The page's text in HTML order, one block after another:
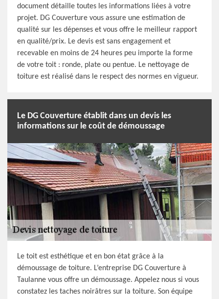
document détaille toutes les informations liées à votre
projet. DG Couverture vous assure une estimation de
qualité sur les dépenses et vous offre le meilleur rapport
en qualité/prix. Le devis est sans engagement et
recevable en moins de 24 heures peu importe la forme
de votre toit : ronde, plate ou pentue. Le nettoyage de
toiture est réalisé dans le respect des normes en vigueur.
Le DG Couverture établit dans un devis les
informations sur le coût de démoussage
Le toit est esthétique et en bon état grâce à la
démoussage de toiture. L’entreprise DG Couverture à
Taulanne vous offre un démoussage. Appelez nous si vous
constatez les taches noirâtres sur la toiture. Son équipe